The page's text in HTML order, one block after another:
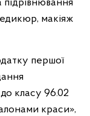
підрівнювання
макіяж
першої
класу 96.02
краси»,